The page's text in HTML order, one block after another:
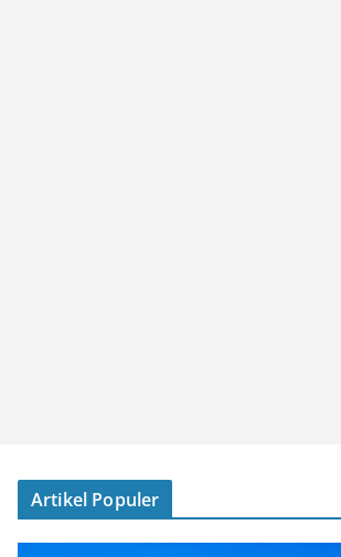
Artikel Populer